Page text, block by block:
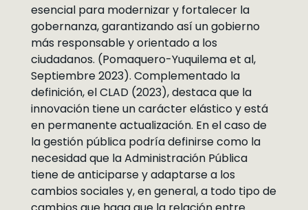
esencial para modernizar y fortalecer la
gobernanza, garantizando así un gobierno
más responsable y orientado a los
ciudadanos. (Pomaquero-Yuquilema et al,
Septiembre 2023). Complementado la
definición, el CLAD (2023), destaca que la
innovación tiene un carácter elástico y está
en permanente actualización. En el caso de
la gestión pública podría definirse como la
necesidad que la Administración Pública
tiene de anticiparse y adaptarse a los
cambios sociales y, en general, a todo tipo de